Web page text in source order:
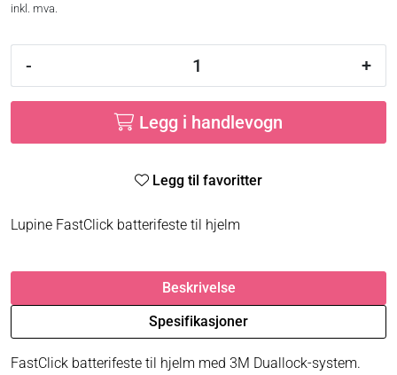
inkl. mva.
- +
Legg i handlevogn
Legg til favoritter
Lupine FastClick batterifeste til hjelm
Beskrivelse
Spesifikasjoner
FastClick batterifeste til hjelm med 3M Duallock-system.